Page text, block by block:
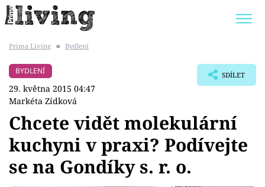
BYDLENÍ SLAVNÝCH
Témata
Bydlení
Prima Living ■ Bydlení
BYDLENÍ
29. května 2015 04:47
Markéta Zídková
SDÍLET
Chcete vidět molekulární
kuchyni v praxi? Podívejte
se na Gondíky s. r. o.